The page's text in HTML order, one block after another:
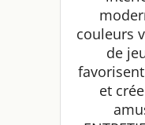
couleurs
de
et